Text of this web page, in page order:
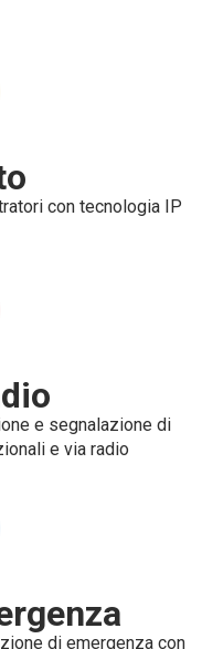
con tecnologia IP
e segnalazione di
e via radio
di emergenza con